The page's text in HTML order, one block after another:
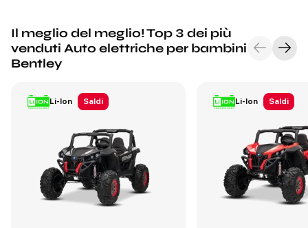
Il meglio del meglio! Top 3 dei più
venduti Auto elettriche per bambini
Bentley
Li-Ion Saldi Li-Ion Saldi